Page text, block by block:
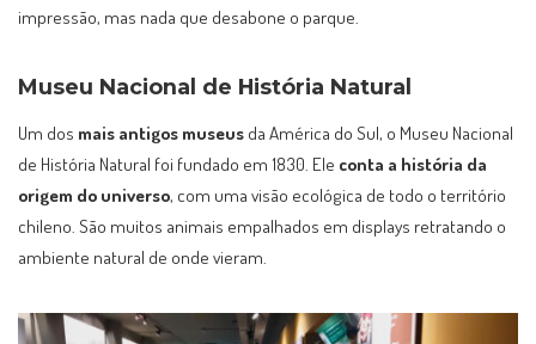
impressão, mas nada que desabone o parque.
Museu Nacional de História Natural
Um dos mais antigos museus da América do Sul, o Museu Nacional
de História Natural foi fundado em 1830. Ele conta a história da
origem do universo, com uma visão ecológica de todo o território
chileno. São muitos animais empalhados em displays retratando o
ambiente natural de onde vieram.